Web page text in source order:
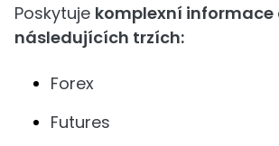
Poskytuje komplexní informace
následujících trzích:
Forex
Futures